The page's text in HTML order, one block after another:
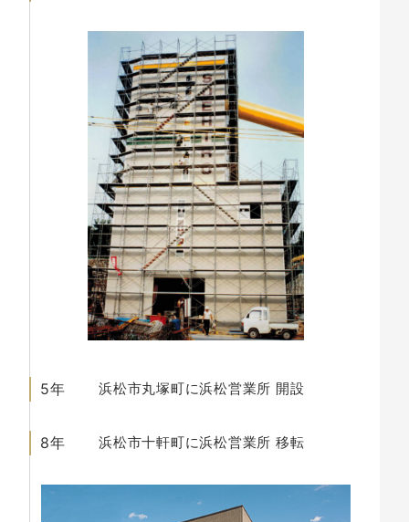
5年 浜松市丸塚町に浜松営業所 開設
8年 浜松市十軒町に浜松営業所 移転